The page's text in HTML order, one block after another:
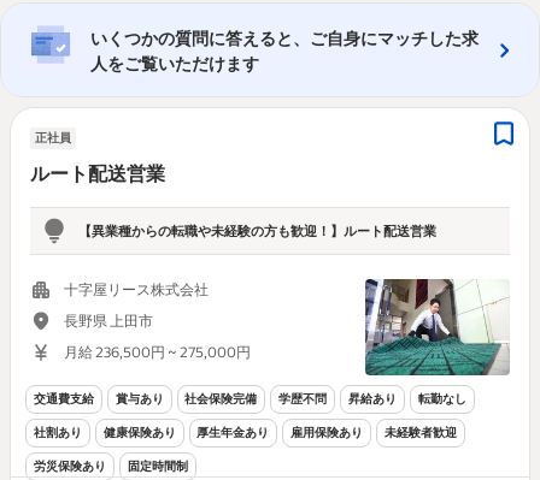
いくつかの質問に答えると、ご自身にマッチした求
人をご覧いただけます
正社員
ルート配送営業
【異業種からの転職や未経験の方も歓迎！】ルート配送営業
十字屋リース株式会社
長野県 上田市
月給 236,500円 ~ 275,000円
交通費支給 賞与あり 社会保険完備 学歴不問 昇給あり 転勤なし
社割あり 健康保険あり 厚生年金あり 雇用保険あり 未経験者歓迎
労災保険あり 固定時間制